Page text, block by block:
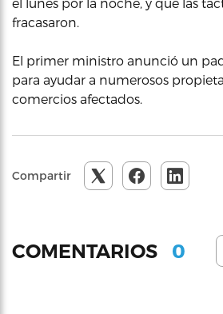
fracasaron.
El primer ministro anunció un
para ayudar a numerosos
comercios afectados.
Compartir
COMENTARIOS 0